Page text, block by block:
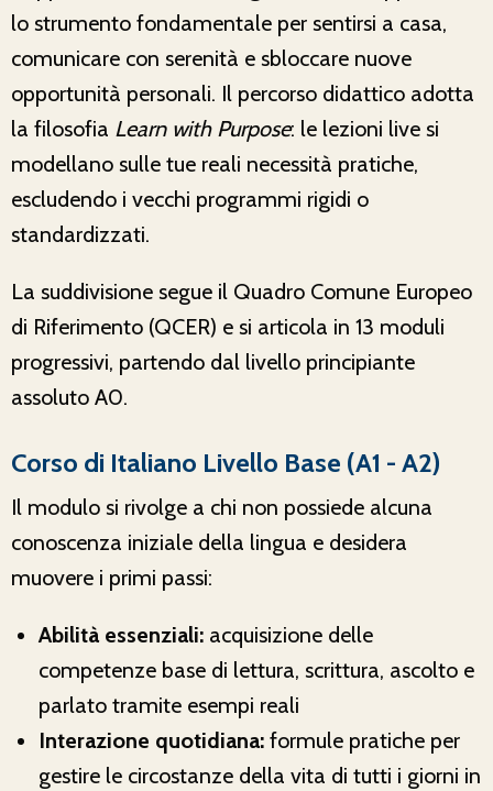
lo strumento fondamentale per sentirsi a casa,
comunicare con serenità e sbloccare nuove
opportunità personali. Il percorso didattico adotta
la filosofia Learn with Purpose: le lezioni live si
modellano sulle tue reali necessità pratiche,
escludendo i vecchi programmi rigidi o
standardizzati.
La suddivisione segue il Quadro Comune Europeo
di Riferimento (QCER) e si articola in 13 moduli
progressivi, partendo dal livello principiante
assoluto A0.
Corso di Italiano Livello Base (A1 - A2)
Il modulo si rivolge a chi non possiede alcuna
conoscenza iniziale della lingua e desidera
muovere i primi passi:
Abilità essenziali: acquisizione delle
competenze base di lettura, scrittura, ascolto e
parlato tramite esempi reali
Interazione quotidiana: formule pratiche per
gestire le circostanze della vita di tutti i giorni in